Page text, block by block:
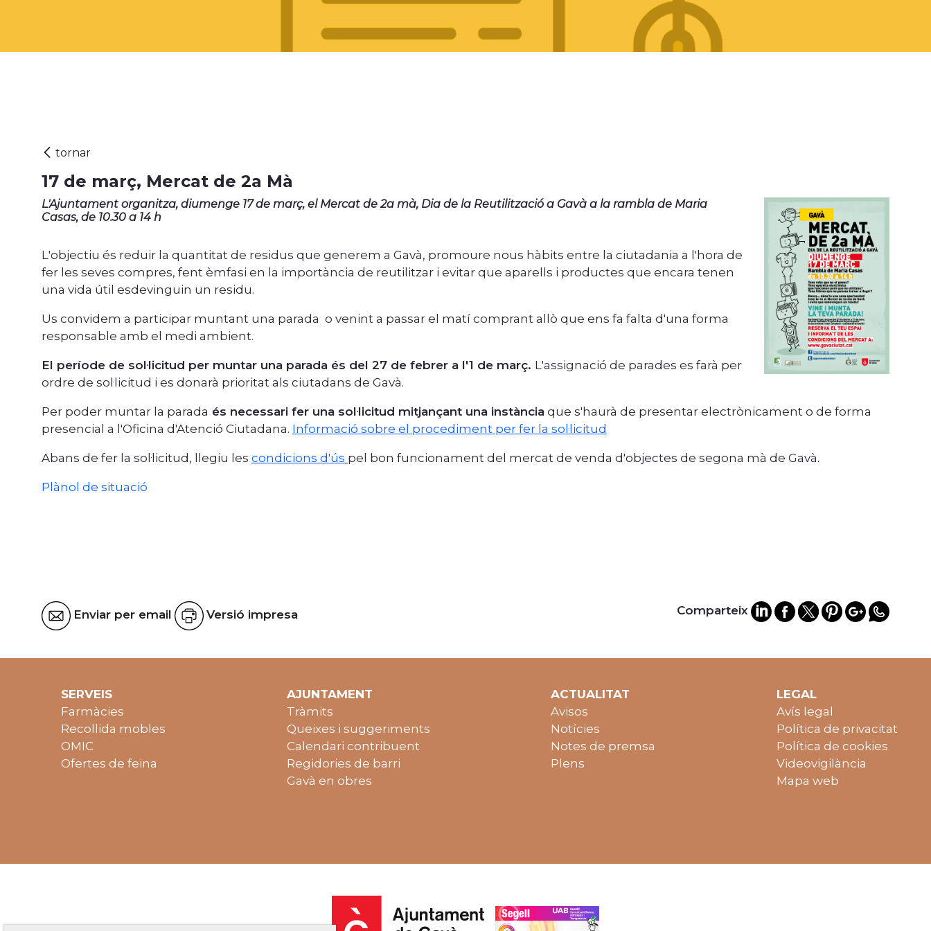
17 de març, Mercat de 2a Mà
L'Ajuntament organitza, diumenge 17 de març, el Mercat de 2a mà, Dia de la Reutilització a Gavà a la rambla de Maria
Casas, de 10.30 a 14 h
L'objectiu és reduir la quantitat de residus que generem a Gavà, promoure nous hàbits entre la ciutadania a l'hora de
fer les seves compres, fent èmfasi en la importància de reutilitzar i evitar que aparells i productes que encara tenen
una vida útil esdevinguin un residu.
Us convidem a participar muntant una parada o venint a passar el matí comprant allò que ens fa falta d'una forma
responsable amb el medi ambient.
El període de sol·licitud per muntar una parada és del 27 de febrer a l'1 de març. L'assignació de parades es farà per
ordre de sol·licitud i es donarà prioritat als ciutadans de Gavà.
Per poder muntar la parada és necessari fer una sol·licitud mitjançant una instància que s'haurà de presentar electrònicament o de forma
presencial a l'Oficina d'Atenció Ciutadana. Informació sobre el procediment per fer la sol·licitud
Abans de fer la sol·licitud, llegiu les condicions d'ús pel bon funcionament del mercat de venda d'objectes de segona mà de Gavà.
Plànol de situació
Enviar per email Versió impresa Comparteix
SERVEIS
Farmàcies
Recollida mobles
OMIC
Ofertes de feina
AJUNTAMENT
Tràmits
Queixes i suggeriments
Calendari contribuent
Regidories de barri
Gavà en obres
ACTUALITAT
Avisos
Notícies
Notes de premsa
Plens
LEGAL
Avís legal
Política de privacitat
Política de cookies
Videovigilància
Mapa web